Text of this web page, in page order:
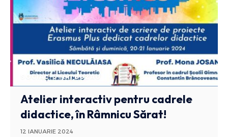
SOCIAL STIRI BUZAU
Atelier interactiv pentru cadrele
didactice, în Râmnicu Sărat!
12 IANUARIE 2024